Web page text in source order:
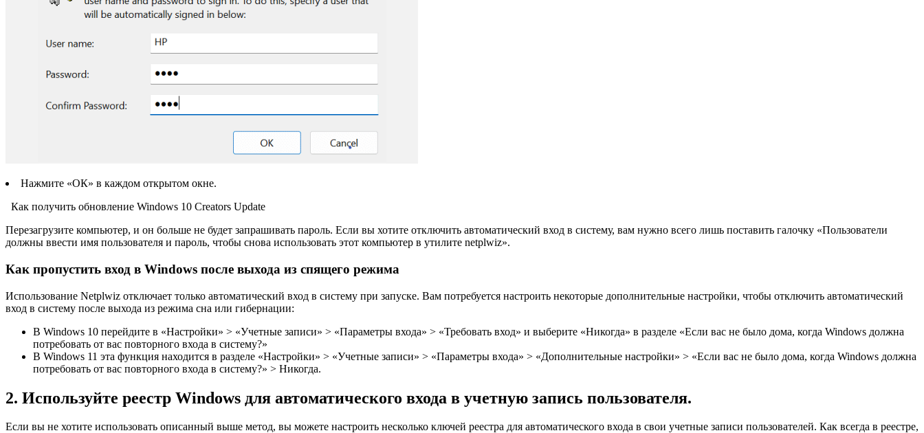
Нажмите «ОК» в каждом открытом окне.
Как получить обновление Windows 10 Creators Update
Перезагрузите компьютер, и он больше не будет запрашивать пароль. Если вы хотите отключить автоматический вход в систему, вам нужно всего лишь поставить галочку «Пользователи
должны ввести имя пользователя и пароль, чтобы снова использовать этот компьютер в утилите netplwiz».
Как пропустить вход в Windows после выхода из спящего режима
Использование Netplwiz отключает только автоматический вход в систему при запуске. Вам потребуется настроить некоторые дополнительные настройки, чтобы отключить автоматический
вход в систему после выхода из режима сна или гибернации:
В Windows 10 перейдите в «Настройки» > «Учетные записи» > «Параметры входа» > «Требовать вход» и выберите «Никогда» в разделе «Если вас не было дома, когда Windows должна
потребовать от вас повторного входа в систему?»
В Windows 11 эта функция находится в разделе «Настройки» > «Учетные записи» > «Параметры входа» > «Дополнительные настройки» > «Если вас не было дома, когда Windows должна
потребовать от вас повторного входа в систему?» > Никогда.
2. Используйте реестр Windows для автоматического входа в учетную запись пользователя.
Если вы не хотите использовать описанный выше метод, вы можете настроить несколько ключей реестра для автоматического входа в свои учетные записи пользователей. Как всегда в реестре,